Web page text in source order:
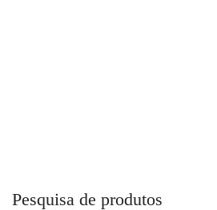
Pesquisa de produtos